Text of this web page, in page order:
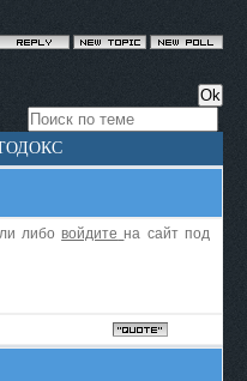
либовойдите на сайт под